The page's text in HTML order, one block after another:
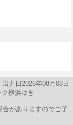
出力日2026年08月08日
横浜ゆき
がありますのでご了